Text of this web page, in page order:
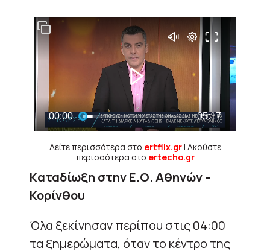
Δείτε περισσότερα στο ertflix.gr| Ακούστε
περισσότερα στο ertecho.gr
Kαταδίωξη στην Ε.Ο. Αθηνών –
Κορίνθου
Όλα ξεκίνησαν περίπου στις 04:00
τα ξημερώματα, όταν το κέντρο της